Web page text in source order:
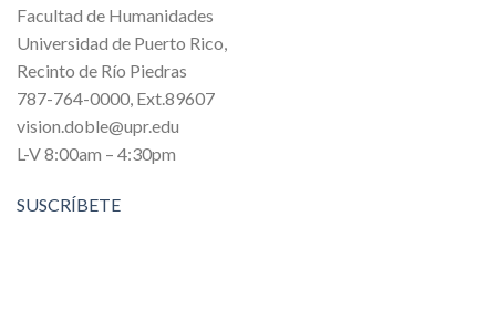
Facultad de Humanidades
Universidad de Puerto Rico,
Recinto de Río Piedras
787-764-0000, Ext.89607
vision.doble@upr.edu
L-V 8:00am – 4:30pm
SUSCRÍBETE